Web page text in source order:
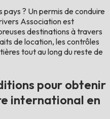
pays ? Un permis de conduire
Association est
destinations à travers
de location, les contrôles
tout au long du reste de
pour obtenir
international en